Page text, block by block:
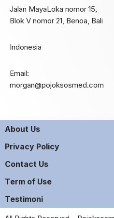
Jalan MayaLoka nomor 15,
Blok V nomor 21, Benoa, Bali
Indonesia
Email:
morgan@pojoksosmed.com
About Us
Privacy Policy
Contact Us
Term of Use
Testimoni